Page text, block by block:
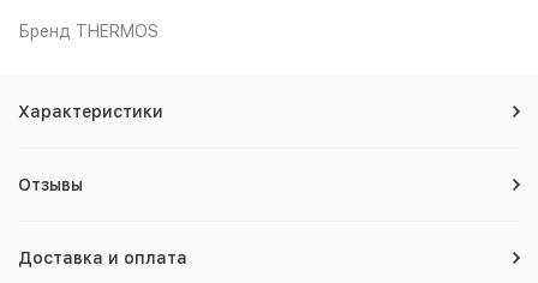
Бренд THERMOS
Характеристики
Отзывы
Доставка и оплата